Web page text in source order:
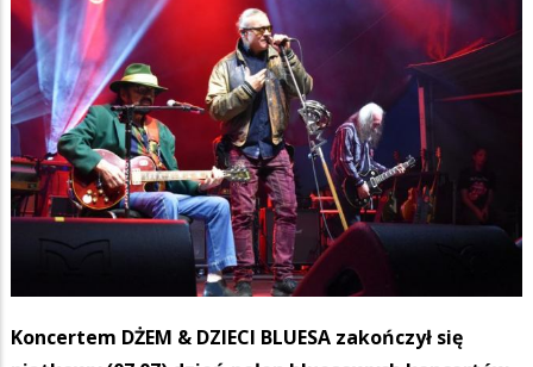
Koncertem DŻEM & DZIECI BLUESA zakończył się